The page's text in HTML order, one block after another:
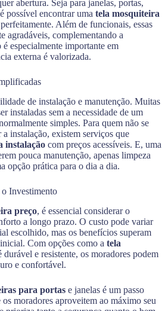
abertura. Seja para janelas, portas,
possível encontrar uma tela mosquiteira
Além de funcionais, essas
agradáveis, complementando a
especialmente importante em
externa é valorizada.
de instalação e manutenção. Muitas
instaladas sem a necessidade de um
simples. Para quem não se
instalação, existem serviços que
instalação com preços acessíveis. E, uma
pouca manutenção, apenas limpeza
opção prática para o dia a dia.
Investimento
preço, é essencial considerar o
a longo prazo. O custo pode variar
escolhido, mas os benefícios superam
Com opções como a tela
durável e resistente, os moradores podem
e confortável.
para portas e janelas é um passo
moradores aproveitem ao máximo seu